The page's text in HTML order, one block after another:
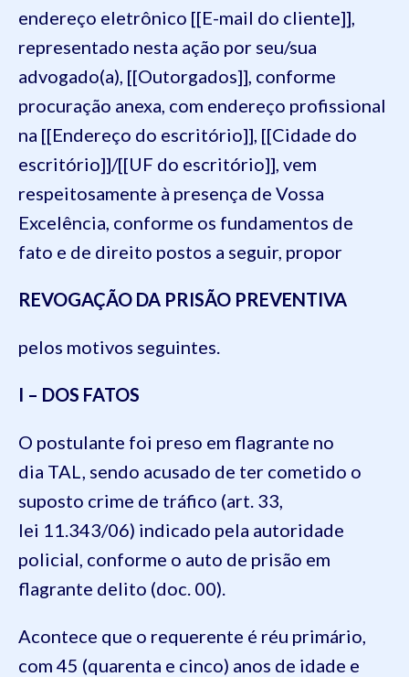
endereço eletrônico [[E-mail do cliente]],
representado nesta ação por seu/sua
advogado(a), [[Outorgados]], conforme
procuração anexa, com endereço profissional
na [[Endereço do escritório]], [[Cidade do
escritório]]/[[UF do escritório]], vem
respeitosamente à presença de Vossa
Excelência, conforme os fundamentos de
fato e de direito postos a seguir, propor
REVOGAÇÃO DA PRISÃO PREVENTIVA
pelos motivos seguintes.
I – DOS FATOS
O postulante foi preso em flagrante no
dia TAL, sendo acusado de ter cometido o
suposto crime de tráfico (art. 33,
lei 11.343/06) indicado pela autoridade
policial, conforme o auto de prisão em
flagrante delito (doc. 00).
Acontece que o requerente é réu primário,
com 45 (quarenta e cinco) anos de idade e